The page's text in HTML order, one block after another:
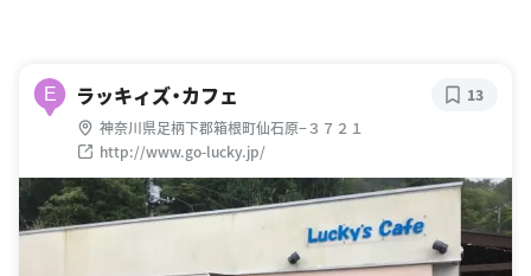
E ラッキィズ・カフェ
神奈川県足柄下郡箱根町仙石原−３７２１
http://www.go-lucky.jp/
13